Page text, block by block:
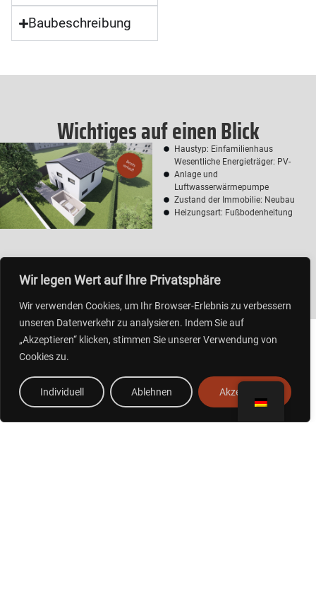
Wir legen Wert auf Ihre Privatsphäre
Wir verwenden Cookies, um Ihr Browser-Erlebnis zu verbessern
unseren Datenverkehr zu analysieren. Indem Sie auf
„Akzeptieren“ klicken, stimmen Sie unserer Verwendung von
Cookies zu.
Individuell Ablehnen Akzeptieren
Baubeschreibung
Wichtiges auf einen Blick
Haustyp: Einfamilienhaus
Wesentliche Energieträger: PV-
Anlage und
Luftwasserwärmepumpe
Zustand der Immobilie: Neubau
Heizungsart: Fußbodenheitung